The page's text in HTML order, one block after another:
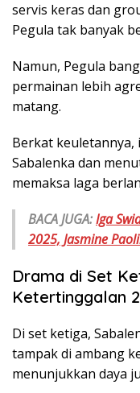
servis keras dan
Pegula tak banyak
Namun, Pegula
permainan lebih
matang.
Berkat keuletannya,
Sabalenka dan
memaksa laga
BACA JUGA:Iga
2025, Jasmine
Drama di Set
Ketertinggalan
Di set ketiga,
tampak di ambang
menunjukkan daya